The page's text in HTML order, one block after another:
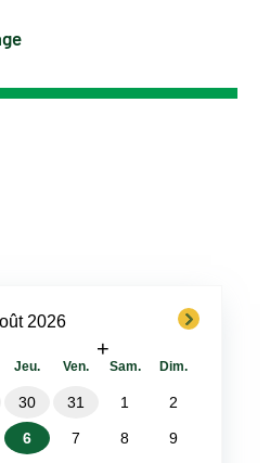
2026
+
next
Jeu. Ven. Sam. Dim.
30 31 1 2
6 7 8 9